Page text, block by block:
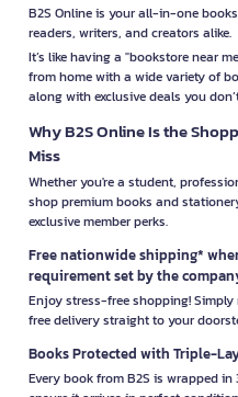
B2S Online is your all-in-one
readers, writers, and creators alike.
It’s like having a "bookstore near
from home with a wide variety of
along with exclusive deals you
Why B2S Online Is the
Miss
Whether you're a student,
shop premium books and
exclusive member perks.
Free nationwide shipping*
requirement set by the
Enjoy stress-free shopping!
free delivery straight to your
Books Protected with Triple-
Every book from B2S is wrapped